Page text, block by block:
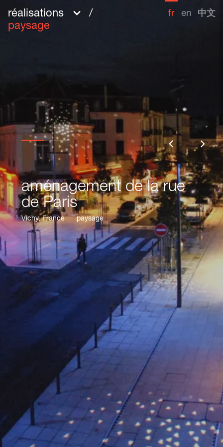
réalisations
/
paysage
fr en 中文
aménagement de la rue
de Paris
Vichy, France paysage
Partager
aménagement de la rue
de Paris
Vichy, France paysage
Date de livraison
2012
Maître d'ouvrage
ville de vichy
Maîtrise d’œuvre
850 ml
Date de concours
2009
axe saône
Budget
4 700 000 € HT
Axe majeur du centre de Vichy, la rue de Paris permet
de relier la ville à ces termes et son fleuve, l’Allier. Pour
créer une déambulation urbaine dans la ville, permettant
de lire sa première couronne et ses différents
croisements, nous proposons de scénographier des
charnières urbaines. Ces croisements de rue sont
baignées d’une teinte bleutée dans laquelle sont
projetées des éclats de lumières jouant du thème de
l’eau. Telles les sources qui courent dans le sous-sol de
Vichy, des jaillissements graphiques de lumière
marquent le sol et les façades des carrefours. La rue est
scénographie lumière d’une rue